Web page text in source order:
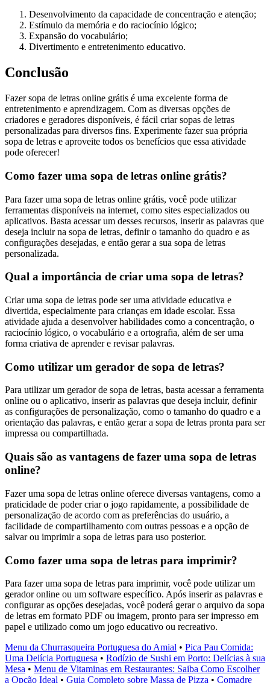
Desenvolvimento da capacidade de concentração e atenção;
Estímulo da memória e do raciocínio lógico;
Expansão do vocabulário;
Divertimento e entretenimento educativo.
Conclusão
Fazer sopa de letras online grátis é uma excelente forma de
entretenimento e aprendizagem. Com as diversas opções de
criadores e geradores disponíveis, é fácil criar sopas de letras
personalizadas para diversos fins. Experimente fazer sua própria
sopa de letras e aproveite todos os benefícios que essa atividade
pode oferecer!
Como fazer uma sopa de letras online grátis?
Para fazer uma sopa de letras online grátis, você pode utilizar
ferramentas disponíveis na internet, como sites especializados ou
aplicativos. Basta acessar um desses recursos, inserir as palavras que
deseja incluir na sopa de letras, definir o tamanho do quadro e as
configurações desejadas, e então gerar a sua sopa de letras
personalizada.
Qual a importância de criar uma sopa de letras?
Criar uma sopa de letras pode ser uma atividade educativa e
divertida, especialmente para crianças em idade escolar. Essa
atividade ajuda a desenvolver habilidades como a concentração, o
raciocínio lógico, o vocabulário e a ortografia, além de ser uma
forma criativa de aprender e revisar palavras.
Como utilizar um gerador de sopa de letras?
Para utilizar um gerador de sopa de letras, basta acessar a ferramenta
online ou o aplicativo, inserir as palavras que deseja incluir, definir
as configurações de personalização, como o tamanho do quadro e a
orientação das palavras, e então gerar a sopa de letras pronta para ser
impressa ou compartilhada.
Quais são as vantagens de fazer uma sopa de letras
online?
Fazer uma sopa de letras online oferece diversas vantagens, como a
praticidade de poder criar o jogo rapidamente, a possibilidade de
personalização de acordo com as preferências do usuário, a
facilidade de compartilhamento com outras pessoas e a opção de
salvar ou imprimir a sopa de letras para uso posterior.
Como fazer uma sopa de letras para imprimir?
Para fazer uma sopa de letras para imprimir, você pode utilizar um
gerador online ou um software específico. Após inserir as palavras e
configurar as opções desejadas, você poderá gerar o arquivo da sopa
de letras em formato PDF ou imagem, pronto para ser impresso em
papel e utilizado como um jogo educativo ou recreativo.
Menu da Churrasqueira Portuguesa do Amial • Pica Pau Comida:
Uma Delícia Portuguesa • Rodízio de Sushi em Porto: Delícias à sua
Mesa • Menu de Vitaminas em Restaurantes: Saiba Como Escolher
a Opção Ideal • Guia Completo sobre Massa de Pizza • Comadre